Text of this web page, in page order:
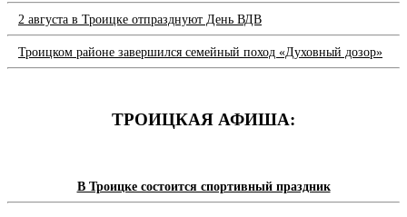
2 августа в Троицке отпразднуют День ВДВ
Троицком районе завершился семейный поход «Духовный дозор»
ТРОИЦКАЯ АФИША:
В Троицке состоится спортивный праздник